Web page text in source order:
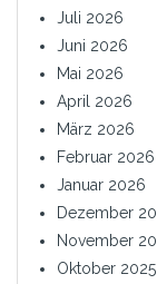
Juli 2026
Juni 2026
Mai 2026
April 2026
März 2026
Februar 2026
Januar 2026
Dezember
November
Oktober 2025